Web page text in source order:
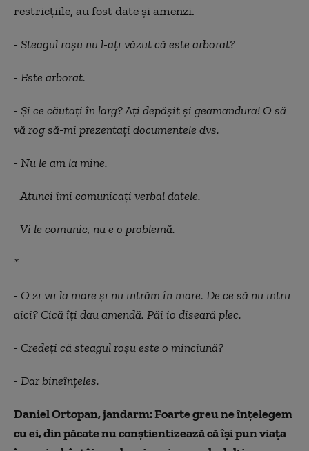
restricțiile, au fost date și amenzi.
- Steagul roșu nu l-ați văzut că este arborat?
- Este arborat.
- Și ce căutați în larg? Ați depășit și geamandura! O să
vă rog să-mi prezentați documentele dvs.
- Nu le am la mine.
- Atunci îmi comunicați verbal datele.
- Vi le comunic, nu e o problemă.
*
- O zi vii la mare și nu intrăm în mare. De ce să nu intru
aici? Cică îți dau amendă. Păi io diseară plec.
- Credeți că steagul roșu este o minciună?
- Dar bineînțeles.
Daniel Ortopan, jandarm: Foarte greu ne înțelegem
cu ei, din păcate nu conștientizează că își pun viața